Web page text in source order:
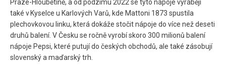
Praze-Hloubětíně, a od podzimu 2022 se tyto nápoje vyrábějí
také v Kyselce u Karlových Varů, kde Mattoni 1873 spustila
plechovkovou linku, která dokáže stočit nápoje do více než deseti
druhů balení. V Česku se ročně vyrobí skoro 300 milionů balení
nápoje Pepsi, které putují do českých obchodů, ale také zásobují
slovenský a maďarský trh.